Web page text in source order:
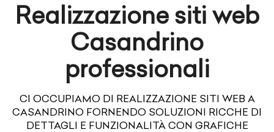
Realizzazione siti web
Casandrino
professionali
CI OCCUPIAMO DI REALIZZAZIONE SITI WEB A
CASANDRINO FORNENDO SOLUZIONI RICCHE DI
DETTAGLI E FUNZIONALITÀ CON GRAFICHE